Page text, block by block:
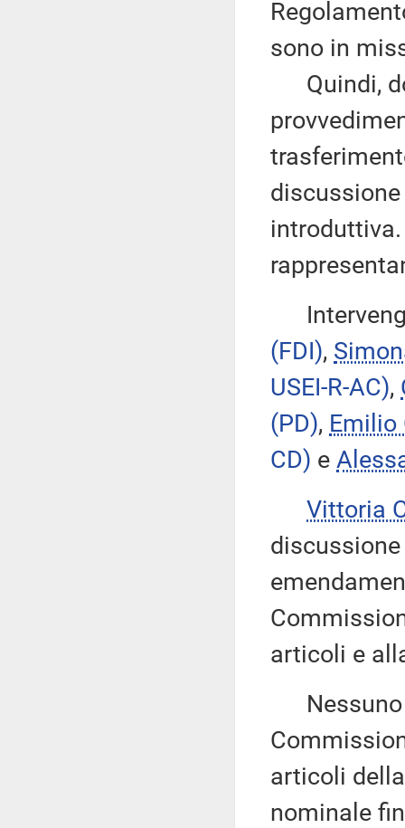
sono in
Quindi,
(FDI),
USEI-R-AC),
(PD), Emilio
CD) e
Vittoria
articoli e
Nessuno
articoli
nominale